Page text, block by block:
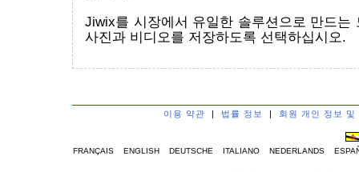
Jiwix를 시장에서 유일한 솔루션으로 만드는
사진과 비디오를 저장하도록 선택하십시오.
이용 약관 | 법률 정보 | 회원 개인 정보 및
FRANÇAIS ENGLISH DEUTSCHE ITALIANO NEDERLANDS